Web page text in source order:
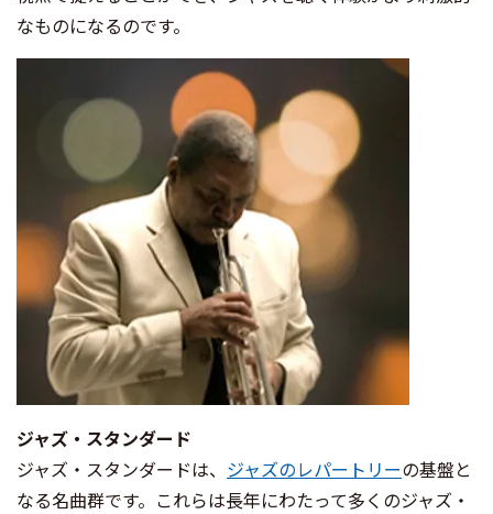
なものになるのです。
ジャズ・スタンダード
ジャズ・スタンダードは、 ジャズのレパートリーの基盤と
なる名曲群です。これらは長年にわたって多くのジャズ・